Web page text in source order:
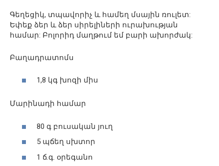
Գեղեցիկ, տպավորիչ և համեղ մսային ռուլետ:
Եփեք ձեր և ձեր սիրելիների ուրախության
համար: Բոլորիդ մաղթում եմ բարի ախորժակ:
Բաղադրատոմս
1,8 կգ խոզի միս
Մարինադի համար
80 գ բուսական յուղ
5 պճեղ սխտոր
1 ճ.գ. օրեգանո